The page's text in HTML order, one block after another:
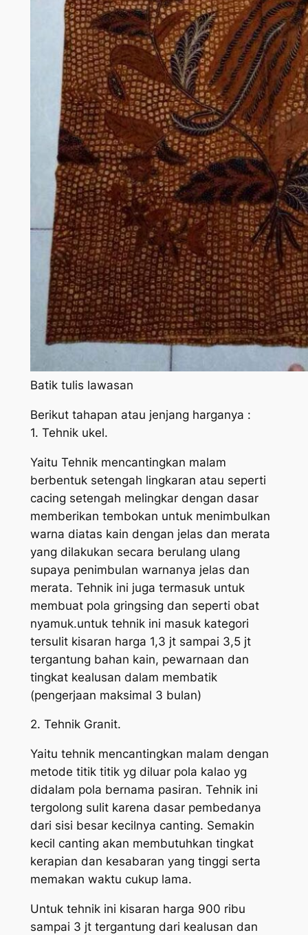
Batik tulis lawasan
Berikut tahapan atau jenjang harganya :
1. Tehnik ukel.
Yaitu Tehnik mencantingkan malam
berbentuk setengah lingkaran atau seperti
cacing setengah melingkar dengan dasar
memberikan tembokan untuk menimbulkan
warna diatas kain dengan jelas dan merata
yang dilakukan secara berulang ulang
supaya penimbulan warnanya jelas dan
merata. Tehnik ini juga termasuk untuk
membuat pola gringsing dan seperti obat
nyamuk.untuk tehnik ini masuk kategori
tersulit kisaran harga 1,3 jt sampai 3,5 jt
tergantung bahan kain, pewarnaan dan
tingkat kealusan dalam membatik
(pengerjaan maksimal 3 bulan)
2. Tehnik Granit.
Yaitu tehnik mencantingkan malam dengan
metode titik titik yg diluar pola kalao yg
didalam pola bernama pasiran. Tehnik ini
tergolong sulit karena dasar pembedanya
dari sisi besar kecilnya canting. Semakin
kecil canting akan membutuhkan tingkat
kerapian dan kesabaran yang tinggi serta
memakan waktu cukup lama.
Untuk tehnik ini kisaran harga 900 ribu
sampai 3 jt tergantung dari kealusan dan